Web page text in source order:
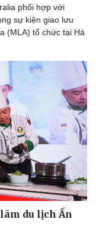
phối hợp với
sự kiện giao lưu
(MLA) tổ chức tại Hà
du lịch Ấn